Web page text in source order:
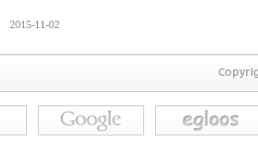
2015-11-02